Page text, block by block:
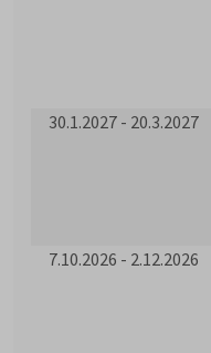
30.1.2027 - 20.3.2027
7.10.2026 - 2.12.2026